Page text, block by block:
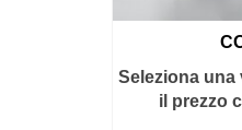
Seleziona una
il prezzo